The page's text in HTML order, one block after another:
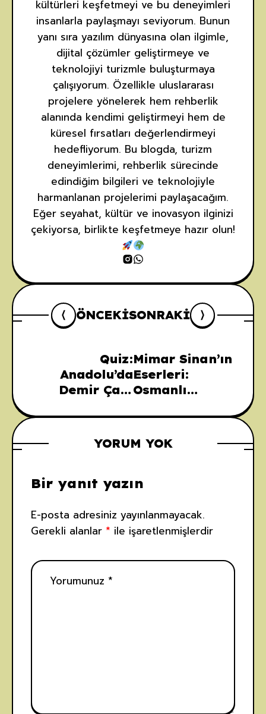
kültürleri keşfetmeyi ve bu deneyimleri
insanlarla paylaşmayı seviyorum. Bunun
yanı sıra yazılım dünyasına olan ilgimle,
dijital çözümler geliştirmeye ve
teknolojiyi turizmle buluşturmaya
çalışıyorum. Özellikle uluslararası
projelere yönelerek hem rehberlik
alanında kendimi geliştirmeyi hem de
küresel fırsatları değerlendirmeyi
hedefliyorum. Bu blogda, turizm
deneyimlerimi, rehberlik sürecinde
edindiğim bilgileri ve teknolojiyle
harmanlanan projelerimi paylaşacağım.
Eğer seyahat, kültür ve inovasyon ilginizi
çekiyorsa, birlikte keşfetmeye hazır olun!
ÖNCEKISONRAKI
Quiz:
Anadolu’da
Demir Çağı
Mimar Sinan’ın
Eserleri:
Osmanlı
Damga Vuran
Yapılar
YORUM YOK
Bir yanıt yazın
E-posta adresiniz yayınlanmayacak.
Gerekli alanlar * ile işaretlenmişlerdir